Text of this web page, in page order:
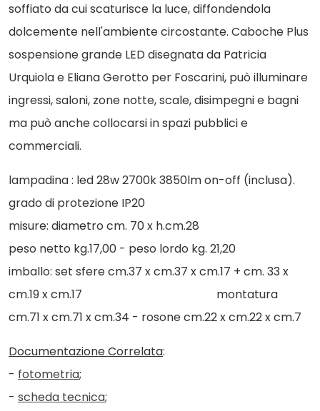
soffiato da cui scaturisce la luce, diffondendola
dolcemente nell'ambiente circostante. Caboche Plus
sospensione grande LED disegnata da Patricia
Urquiola e Eliana Gerotto per Foscarini, può illuminare
ingressi, saloni, zone notte, scale, disimpegni e bagni
ma può anche collocarsi in spazi pubblici e
commerciali.
lampadina : led 28w 2700k 3850lm on-off (inclusa).
grado di protezione IP20
misure: diametro cm. 70 x h.cm.28
peso netto kg.17,00 - peso lordo kg. 21,20
imballo: set sfere cm.37 x cm.37 x cm.17 + cm. 33 x
cm.19 x cm.17 montatura
cm.71 x cm.71 x cm.34 - rosone cm.22 x cm.22 x cm.7
Documentazione Correlata:
- fotometria;
- scheda tecnica;